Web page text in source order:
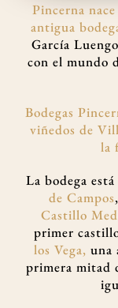
Pincerna
antigua
García
con el mundo
Bodegas
viñedos de
la
La bodega
de Campos
Castillo
primer
los Vega, una
primera mitad